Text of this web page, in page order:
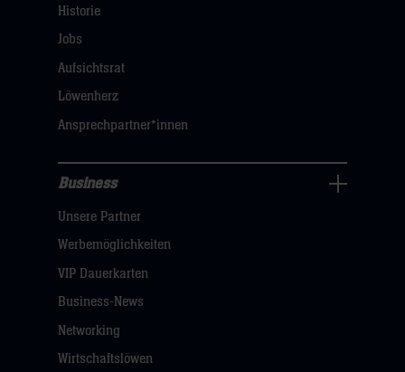
Navigation
öffnen,
hier
Historie
Jobs
Aufsichtsrat
Löwenherz
Ansprechpartner*innen
Navigation
öffnen,
dann
klicken
Business
Unsere Partner
Werbemöglichkeiten
VIP Dauerkarten
Business-News
Networking
Wirtschaftslöwen